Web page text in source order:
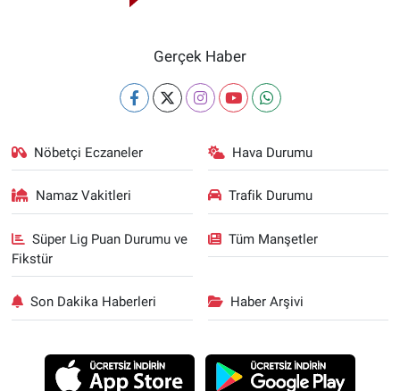
Gerçek Haber
Nöbetçi Eczaneler Hava Durumu
Namaz Vakitleri Trafik Durumu
Süper Lig Puan Durumu ve
Fikstür
Tüm Manşetler
Son Dakika Haberleri Haber Arşivi